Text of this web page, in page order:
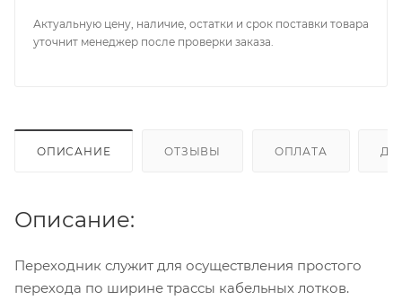
Актуальную цену, наличие, остатки и срок поставки товара
уточнит менеджер после проверки заказа.
ОПИСАНИЕ ОТЗЫВЫ ОПЛАТА
Описание:
Переходник служит для осуществления простого
перехода по ширине трассы кабельных лотков.